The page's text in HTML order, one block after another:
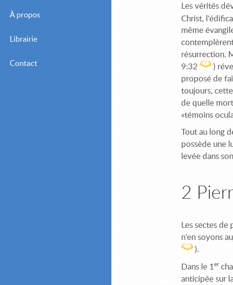
Hebdomadaires
Mensuelles (Adultes
À propos
Librairie
Contact
Les vérités
Christ,
même
résurrection.
9:32
)
proposé de
toujours,
de quelle
«témoins
Tout au long
possède une
levée dans
2
Les sectes
n'en soyons
).
Dans le 1er
anticipée sur